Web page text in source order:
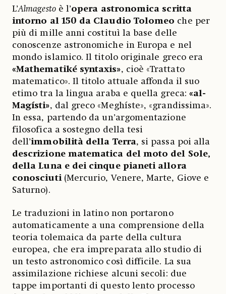
L’Almagestoè l’opera astronomica scritta
intorno al 150 da Claudio Tolomeo che per
più di mille anni costituì la base delle
conoscenze astronomiche in Europa e nel
mondo islamico. Il titolo originale greco era
«Mathematiké syntaxis», cioè «Trattato
matematico». Il titolo attuale affonda il suo
etimo tra la lingua araba e quella greca: «al-
Magísti», dal greco «Meghíste», «grandissima».
In essa, partendo da un’argomentazione
filosofica a sostegno della tesi
dell’immobilità della Terra, si passa poi alla
descrizione matematica del moto del Sole,
della Luna e dei cinque pianeti allora
conosciuti(Mercurio, Venere, Marte, Giove e
Saturno).
Le traduzioni in latino non portarono
automaticamente a una comprensione della
teoria tolemaica da parte della cultura
europea, che era impreparata allo studio di
un testo astronomico così difficile. La sua
assimilazione richiese alcuni secoli: due
tappe importanti di questo lento processo